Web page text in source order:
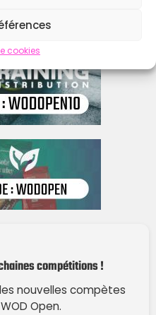
cookies
compétitions !
nouvelles compètes
Open.